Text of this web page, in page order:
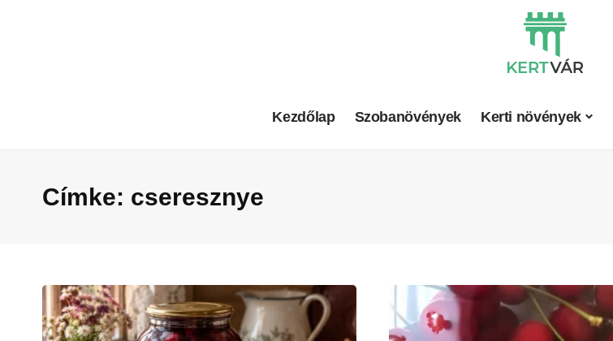
Kezdőlap Szobanövények Kerti növények
Címke: cseresznye